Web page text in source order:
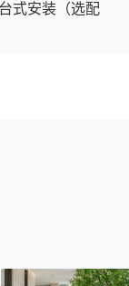
式安装（选配